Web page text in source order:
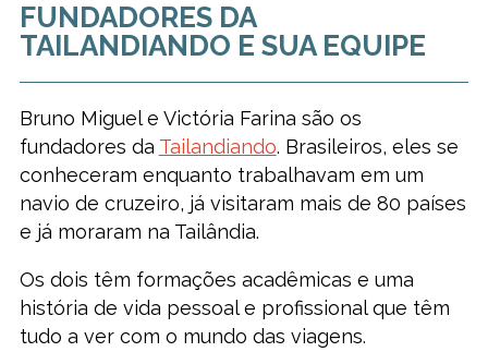
FUNDADORES DA
TAILANDIANDO E SUA EQUIPE
Bruno Miguel e Victória Farina são os
fundadores da Tailandiando. Brasileiros, eles se
conheceram enquanto trabalhavam em um
navio de cruzeiro, já visitaram mais de 80 países
e já moraram na Tailândia.
Os dois têm formações acadêmicas e uma
história de vida pessoal e profissional que têm
tudo a ver com o mundo das viagens.